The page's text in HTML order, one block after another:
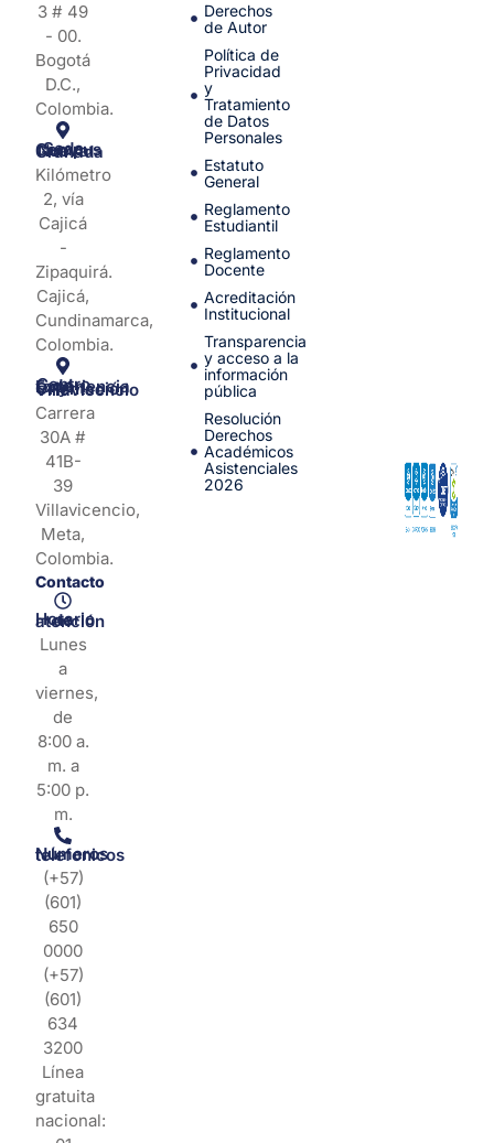
3 # 49
- 00.
Bogotá
D.C.,
Colombia.
Sede Campus Nueva Granada
Kilómetro
2, vía
Cajicá
-
Zipaquirá.
Cajicá,
Cundinamarca,
Colombia.
Centro de Experiencia y Orientación Villavicencio
Carrera
30A #
41B-
39
Villavicencio,
Meta,
Colombia.
Contacto
Horario de atención
Lunes
a
viernes,
de
8:00 a.
m. a
5:00 p.
m.
Números telefonicos
(+57)
(601)
650
0000
(+57)
(601)
634
3200
Línea
gratuita
nacional:
Derechos
de Autor
Política de
Privacidad
y
Tratamiento
de Datos
Personales
Estatuto
General
Reglamento
Estudiantil
Reglamento
Docente
Acreditación
Institucional
Transparencia
y acceso a la
información
pública
Resolución
Derechos
Académicos
Asistenciales
2026